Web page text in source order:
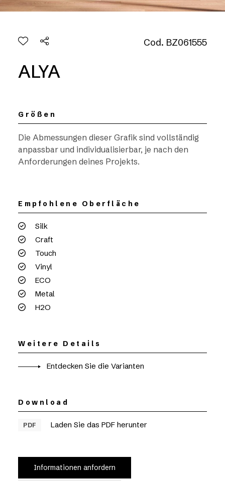
Cod. BZ061555
ALYA
Größen
Die Abmessungen dieser Grafik sind vollständig
anpassbar und individualisierbar, je nach den
Anforderungen deines Projekts.
Empfohlene Oberfläche
Silk
Craft
Touch
Vinyl
ECO
Metal
H2O
Weitere Details
Entdecken Sie die Varianten
Download
PDF Laden Sie das PDF herunter
Informationen anfordern